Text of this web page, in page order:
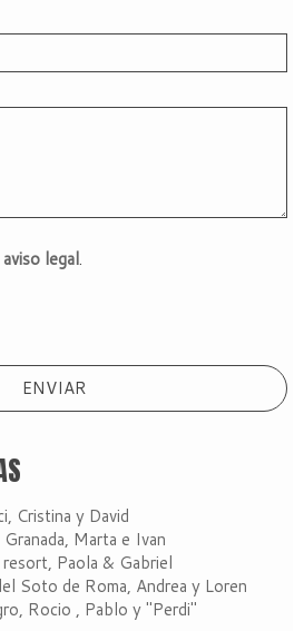
aviso legal.
Cristina y David
Marta e Ivan
Paola & Gabriel
Soto de Roma, Andrea y Loren
Rocio , Pablo y "Perdi"